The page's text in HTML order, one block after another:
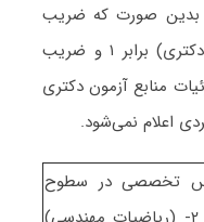
بدین صورت که ضریب
دروس عمومی (شامل زبان عمومی دکتری) برابر ۱ و ضریب
اما جزئیات منابع آزمون دکتری
اعلام نمی‌شود.
تخصصی در سطوح